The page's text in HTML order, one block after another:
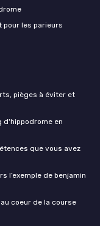
pour les parieurs
pièges à éviter et
d'hippodrome en
que vous avez
l’exemple de benjamin
coeur de la course